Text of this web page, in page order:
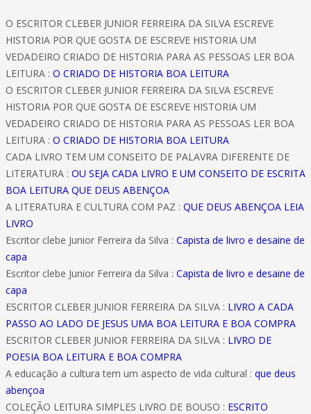
O ESCRITOR CLEBER JUNIOR FERREIRA DA SILVA ESCREVE
HISTORIA POR QUE GOSTA DE ESCREVE HISTORIA UM
VEDADEIRO CRIADO DE HISTORIA PARA AS PESSOAS LER BOA
LEITURA : O CRIADO DE HISTORIA BOA LEITURA
O ESCRITOR CLEBER JUNIOR FERREIRA DA SILVA ESCREVE
HISTORIA POR QUE GOSTA DE ESCREVE HISTORIA UM
VEDADEIRO CRIADO DE HISTORIA PARA AS PESSOAS LER BOA
LEITURA : O CRIADO DE HISTORIA BOA LEITURA
CADA LIVRO TEM UM CONSEITO DE PALAVRA DIFERENTE DE
LITERATURA : OU SEJA CADA LIVRO E UM CONSEITO DE ESCRITA
BOA LEITURA QUE DEUS ABENÇOA
A LITERATURA E CULTURA COM PAZ : QUE DEUS ABENÇOA LEIA
LIVRO
Escritor clebe Junior Ferreira da Silva : Capista de livro e desaine de
capa
Escritor clebe Junior Ferreira da Silva : Capista de livro e desaine de
capa
ESCRITOR CLEBER JUNIOR FERREIRA DA SILVA : LIVRO A CADA
PASSO AO LADO DE JESUS UMA BOA LEITURA E BOA COMPRA
ESCRITOR CLEBER JUNIOR FERREIRA DA SILVA : LIVRO DE
POESIA BOA LEITURA E BOA COMPRA
A educação a cultura tem um aspecto de vida cultural : que deus
abençoa
COLEÇÃO LEITURA SIMPLES LIVRO DE BOUSO : ESCRITO